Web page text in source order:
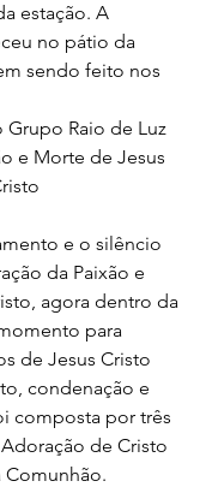
estação. A
no pátio da
sendo feito nos
Raio de Luz
e Morte de Jesus
e o silêncio
da Paixão e
agora dentro da
para
de Jesus Cristo
condenação e
composta por três
de Cristo
Comunhão.